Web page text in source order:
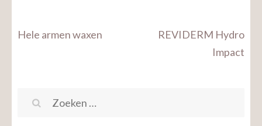
Bericht
Hele armen waxen
REVIDERM Hydro
Impact
Zoeken